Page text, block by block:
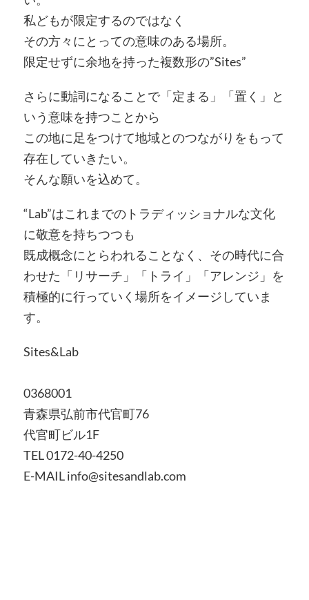
私どもが限定するのではなく
その方々にとっての意味のある場所。
限定せずに余地を持った複数形の”Sites”
さらに動詞になることで「定まる」「置く」と
いう意味を持つことから
この地に足をつけて地域とのつながりをもって
存在していきたい。
そんな願いを込めて。
“Lab”はこれまでのトラディッショナルな文化
に敬意を持ちつつも
既成概念にとらわれることなく、その時代に合
わせた「リサーチ」「トライ」「アレンジ」を
積極的に行っていく場所をイメージしていま
す。
Sites&Lab
0368001
青森県弘前市代官町76
代官町ビル1F
TEL 0172-40-4250
E-MAIL info@sitesandlab.com